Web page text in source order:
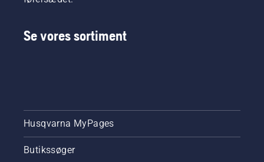
Se vores sortiment
Husqvarna MyPages
Butikssøger